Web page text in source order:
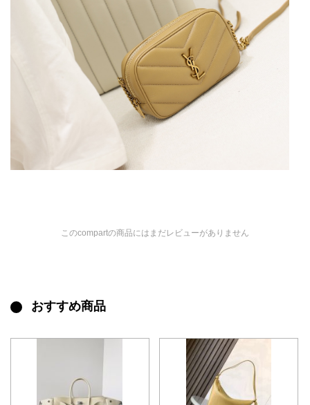
このcompartの商品にはまだレビューがありません
おすすめ商品